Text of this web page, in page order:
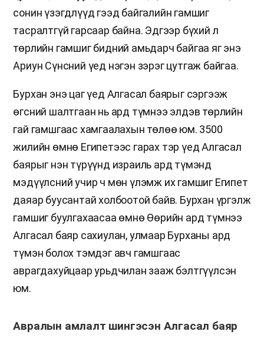
сонин үзэгдлүүд гээд байгалийн гамшиг
тасралтгүй гарсаар байна. Эдгээр бүхий л
төрлийн гамшиг бидний амьдарч байгаа яг энэ
Ариун Сүнсний үед нэгэн зэрэг цутгаж байгаа.
Бурхан энэ цаг үед Алгасал баярыг сэргээж
өгсний шалтгаан нь ард түмнээ элдэв төрлийн
гай гамшгаас хамгаалахын төлөө юм. 3500
жилийн өмнө Египетээс гарах тэр үед Алгасал
баярыг нэн түрүүнд израиль ард түмэнд
мэдүүлсний учир ч мөн үлэмж их гамшиг Египет
даяар буусантай холбоотой байв. Бурхан үргэлж
гамшиг буулгахаасаа өмнө Өөрийн ард түмнээ
Алгасал баяр сахиулан, улмаар Бурханы ард
түмэн болох тэмдэг авч гамшгаас
аврагдахуйцаар урьдчилан зааж бэлтгүүлсэн
юм.
Авралын амлалт шингэсэн Алгасал баяр